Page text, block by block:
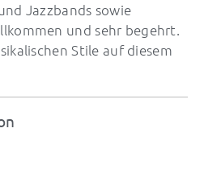
Jazzbands sowie
und sehr begehrt.
Stile auf diesem